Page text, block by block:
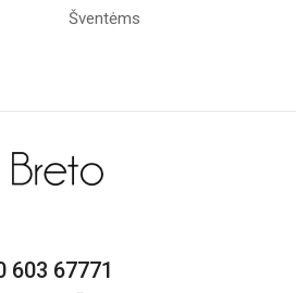
Šventėms
603 67771